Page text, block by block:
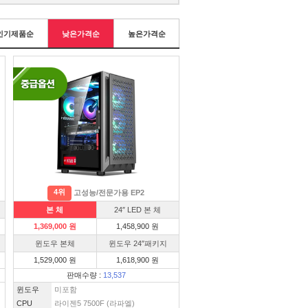
기제품순 낮은가격순 높은가격순
4위 고성능/전문가용 EP2
본 체
24″ LED 본 체
1,369,000 원
1,458,900 원
윈도우 본체
윈도우 24″패키지
1,529,000 원
1,618,900 원
판매수량 : 13,537
윈도우
미포함
CPU
라이젠5 7500F (라파엘)